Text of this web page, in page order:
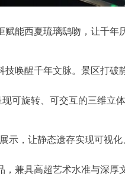
赋能西夏琉璃鸱吻，让千年
技唤醒千年文脉。景区打
可旋转、可交互的三维立
示，让静态遗存实现可视
兼具高超艺术水准与深